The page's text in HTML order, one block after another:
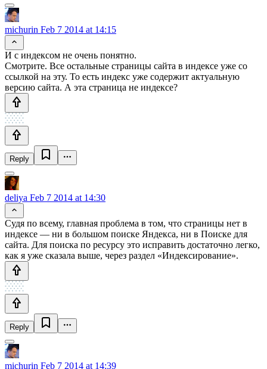
michurin Feb 7 2014 at 14:15
И с индексом не очень понятно.
Смотрите. Все остальные страницы сайта в индексе уже со
ссылкой на эту. То есть индекс уже содержит актуальную
версию сайта. А эта страница не индексе?
Reply
deliya Feb 7 2014 at 14:30
Судя по всему, главная проблема в том, что страницы нет в
индексе — ни в большом поиске Яндекса, ни в Поиске для
сайта. Для поиска по ресурсу это исправить достаточно легко,
как я уже сказала выше, через раздел «Индексирование».
Reply
michurin Feb 7 2014 at 14:39